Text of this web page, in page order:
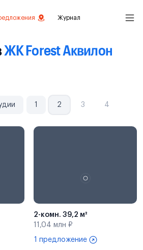
Журнал
ЖК Forest Аквилон
1 2 3 4
2-комн. 39,2 м²
11,04 млн ₽
1 предложение